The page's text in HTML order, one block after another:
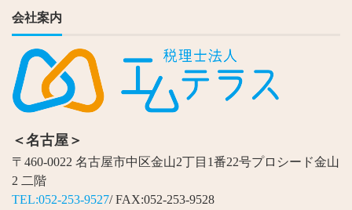
会社案内
＜名古屋＞
〒460-0022 名古屋市中区金山2丁目1番22号プロシード金山
2 二階
TEL:052-253-9527/ FAX:052-253-9528